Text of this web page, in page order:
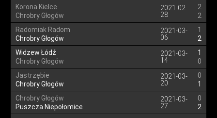
Korona Kielce
Chrobry Głogów
2021-02-
28
2
2
Radomiak Radom
Chrobry Głogów
2021-03-
06
1
2
Widzew Łódź
Chrobry Głogów
2021-03-
14
1
0
Jastrzębie
Chrobry Głogów
2021-03-
20
0
1
Chrobry Głogów
Puszcza Niepołomice
2021-03-
27
0
2